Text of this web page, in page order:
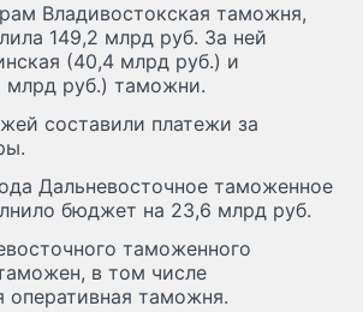
Владивостокская таможня,
149,2 млрд руб. За ней
(40,4 млрд руб.) и
млрд руб.) таможни.
составили платежи за
Дальневосточное таможенное
бюджет на 23,6 млрд руб.
таможенного
в том числе
оперативная таможня.